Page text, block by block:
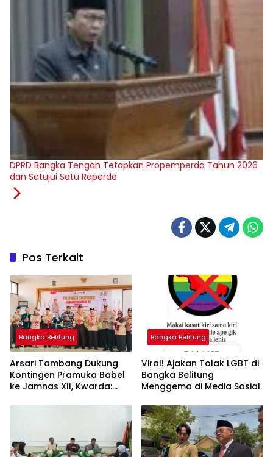
‎DPRD Bangka Tengah Tetapkan Propemperda Tahun 2026
dan Setujui Satu Raperda
Pos Terkait
Bangka Belitung
Arsari Tambang Dukung
Kontingen Pramuka Babel
ke Jamnas XII, Kwarda:
Berkarakter
Bangka Belitung
Viral! Ajakan Tolak LGBT di
Bangka Belitung
Menggema di Media Sosial